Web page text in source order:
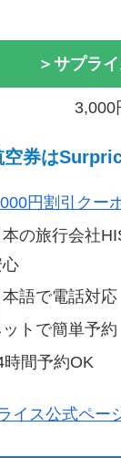
＞サプラ
3,000
空券は
円割引クー
本の旅行会社
本語で電話対応
ットで簡単予約
時間予約OK
イス公式ペー